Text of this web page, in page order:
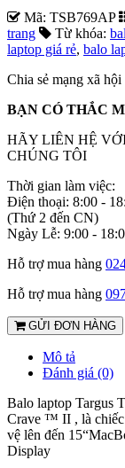
Mã: TSB769AP
trang
Từ khóa:
laptop giá rẻ, balo
Chia sẻ mạng xã hội
BẠN CÓ THẮC
HÃY LIÊN HỆ
CHÚNG TÔI
Thời gian làm việc:
Điện thoại: 8:00 -
(Thứ 2 đến CN)
Ngày Lễ: 9:00 -
Hỗ trợ mua hàng
Hỗ trợ mua hàng
GỬI ĐƠN HÀNG
Mô tả
Đánh giá (0)
Balo laptop Targus
Crave ™ II , là chiếc
vệ lên đến 15“
Display